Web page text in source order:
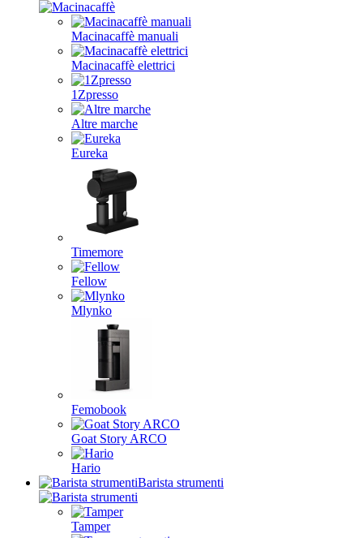
Macinacaffè manuali
Macinacaffè elettrici
1Zpresso
Altre marche
Eureka
Timemore
Fellow
Mlynko
Femobook
Goat Story ARCO
Hario
Barista strumenti
Tamper